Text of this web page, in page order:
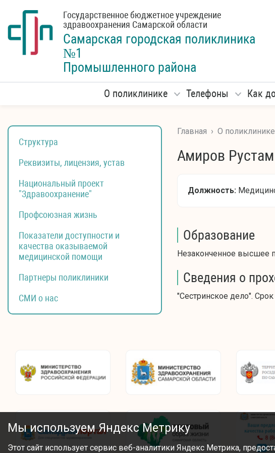
Государственное бюджетное учреждение
здравоохранения Самарской области
Самарская городская поликлиника
№1
Промышленного района
О поликлинике Телефоны Как
Структура
Реквизиты, лицензия, устав
Национальный проект
"Здравоохранение"
Профсоюзная жизнь
Показатели доступности и
качества оказываемой
медицинской помощи
Партнеры поликлиники
СМИ о нас
Главная › О поликлинике
Амиров
Должность:
Образование
Незаконченное высшее
Сведения о
"Сестринское дело".
Мы используем Яндекс Метрику
Этот сайт использует сервис веб-аналитики Яндекс Метрика,